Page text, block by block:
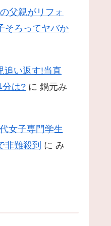
父親がリフォ
そろってヤバか
追い返す!当直
分は? に 鍋元み
女子専門学生
非難殺到 に み